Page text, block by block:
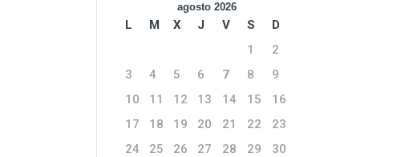
agosto 2026
L M X J V S
D
1
2
3
4 5 6 7 8
9
10
11 12 13 14 15
16
17
18 19 20 21 22
23
24
25 26 27 28 29
30